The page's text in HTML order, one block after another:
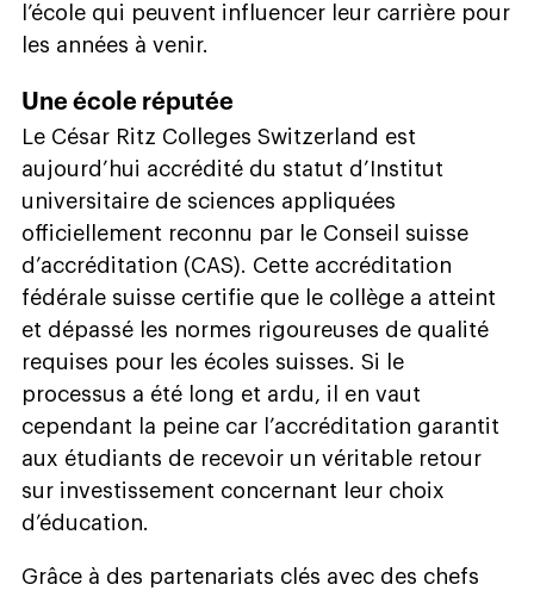
l’école qui peuvent influencer leur carrière pour
les années à venir.
Une école réputée
Le César Ritz Colleges Switzerland est
aujourd’hui accrédité du statut d’Institut
universitaire de sciences appliquées
officiellement reconnu par le Conseil suisse
d’accréditation (CAS). Cette accréditation
fédérale suisse certifie que le collège a atteint
et dépassé les normes rigoureuses de qualité
requises pour les écoles suisses. Si le
processus a été long et ardu, il en vaut
cependant la peine car l’accréditation garantit
aux étudiants de recevoir un véritable retour
sur investissement concernant leur choix
d’éducation.
Grâce à des partenariats clés avec des chefs